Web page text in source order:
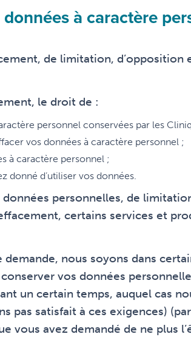
à caractère
de limitation, d’opposition
le droit de :
personnel conservées par les
vos données à caractère personnel ;
à caractère personnel ;
donné d’utiliser vos données.
personnelles, de
certains services et
nous soyons dans
vos données
un certain temps, auquel cas
pas satisfait à ces exigences)
vous avez demandé de ne plus